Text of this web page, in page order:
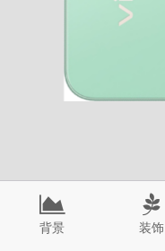
背景 装饰